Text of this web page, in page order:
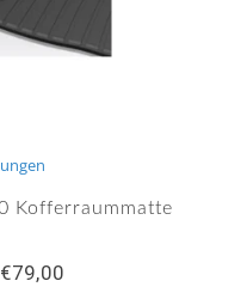
Kofferraummatte